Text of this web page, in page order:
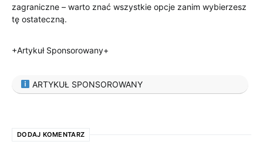
zagraniczne – warto znać wszystkie opcje zanim wybierzesz
tę ostateczną.
+Artykuł Sponsorowany+
ARTYKUŁ SPONSOROWANY
DODAJ KOMENTARZ